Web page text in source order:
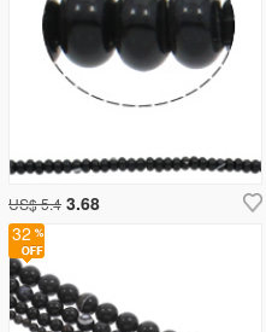
US$ 5.4 3.68
32